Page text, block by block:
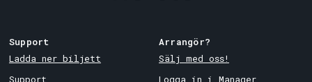
Support
Ladda ner biljett
Support
Arrangör?
Sälj med oss!
Logga in i Manager